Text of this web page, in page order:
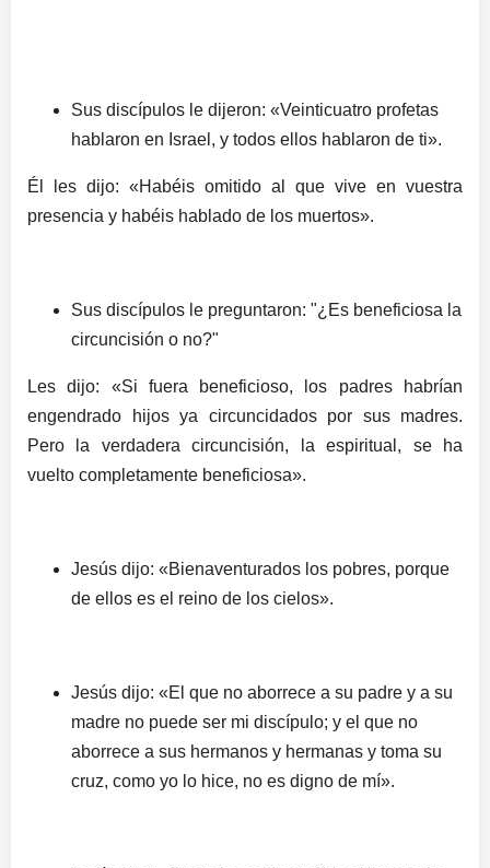
Sus discípulos le dijeron: «Veinticuatro profetas
hablaron en Israel, y todos ellos hablaron de ti».
Él les dijo: «Habéis omitido al que vive en vuestra
presencia y habéis hablado de los muertos».
Sus discípulos le preguntaron: "¿Es beneficiosa la
circuncisión o no?"
Les dijo: «Si fuera beneficioso, los padres habrían
engendrado hijos ya circuncidados por sus madres.
Pero la verdadera circuncisión, la espiritual, se ha
vuelto completamente beneficiosa».
Jesús dijo: «Bienaventurados los pobres, porque
de ellos es el reino de los cielos».
Jesús dijo: «El que no aborrece a su padre y a su
madre no puede ser mi discípulo; y el que no
aborrece a sus hermanos y hermanas y toma su
cruz, como yo lo hice, no es digno de mí».